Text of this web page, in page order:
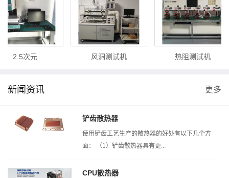
2.5次元 风洞测试机 热阻测试机
新闻资讯 更多
铲齿散热器
使用铲齿工艺生产的散热器的好处有以下几个方
面： （1）铲齿散热器具有更...
CPU散热器